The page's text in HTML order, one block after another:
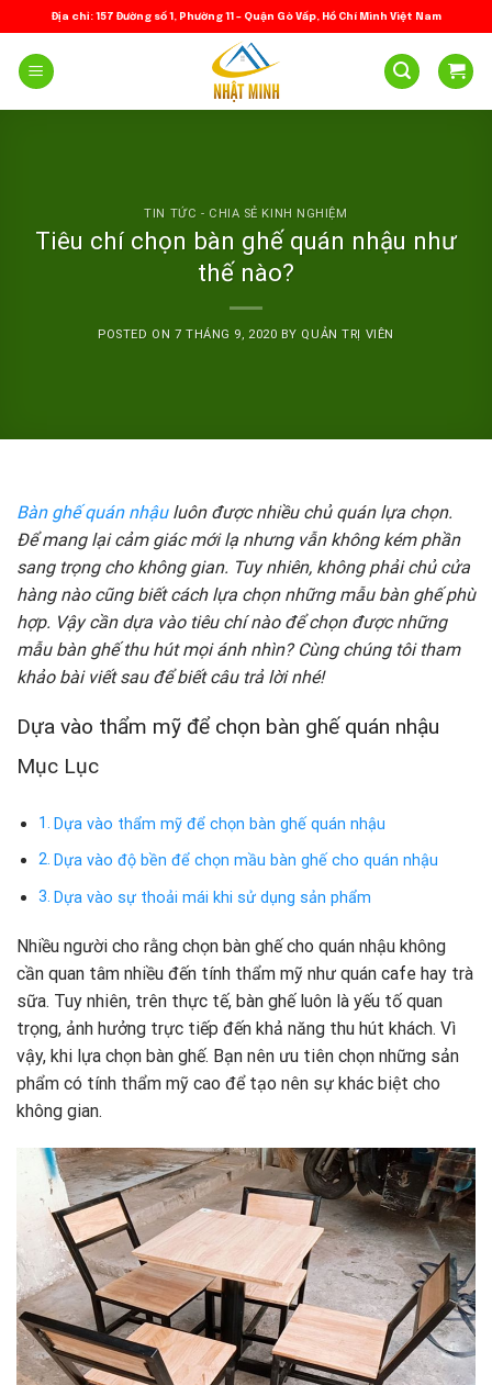
to
content
Địa chỉ: 157 Đường số 1, Phường 11 – Quận Gò Vấp, Hồ Chí Minh Việt Nam
TIN TỨC - CHIA SẺ KINH NGHIỆM
Tiêu chí chọn bàn ghế quán nhậu như
thế nào?
POSTED ON 7 THÁNG 9, 2020 BY QUẢN TRỊ VIÊN
Bàn ghế quán nhậuluôn được nhiều chủ quán lựa chọn.
Để mang lại cảm giác mới lạ nhưng vẫn không kém phần
sang trọng cho không gian. Tuy nhiên, không phải chủ cửa
hàng nào cũng biết cách lựa chọn những mẫu bàn ghế phù
hợp. Vậy cần dựa vào tiêu chí nào để chọn được những
mẫu bàn ghế thu hút mọi ánh nhìn? Cùng chúng tôi tham
khảo bài viết sau để biết câu trả lời nhé!
Dựa vào thẩm mỹ để chọn bàn ghế quán nhậu
Mục Lục
Dựa vào thẩm mỹ để chọn bàn ghế quán nhậu
Dựa vào độ bền để chọn mầu bàn ghế cho quán nhậu
Dựa vào sự thoải mái khi sử dụng sản phẩm
Nhiều người cho rằng chọn bàn ghế cho quán nhậu không
cần quan tâm nhiều đến tính thẩm mỹ như quán cafe hay trà
sữa. Tuy nhiên, trên thực tế, bàn ghế luôn là yếu tố quan
trọng, ảnh hưởng trực tiếp đến khả năng thu hút khách. Vì
vậy, khi lựa chọn bàn ghế. Bạn nên ưu tiên chọn những sản
phẩm có tính thẩm mỹ cao để tạo nên sự khác biệt cho
không gian.